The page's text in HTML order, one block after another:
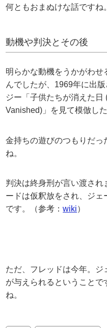
何ともおまぬけな話ですね。
動機や判決とその後
明らかな動機をうかがわ
んでしたが、1969年に出
ジー「子供たちが消えた日
Vanished)」を見て模倣し
金持ちの遊びのつもりだっ
ね。
判決は終身刑が言い渡さ
ードは仮釈放をされ、ジェ
です。（参考：wiki）
ただ、フレッドは今年。
が与えられるということ
ね。